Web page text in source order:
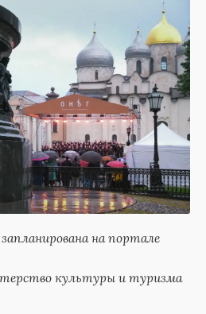
на портале
культуры и туризма